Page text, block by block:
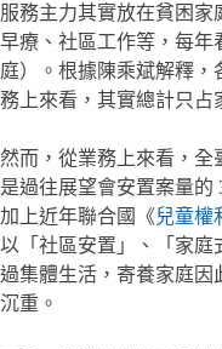
服務主力其實放在貧困家
早療、社區工作等，每年
庭）。根據陳乘斌解釋
務上來看，其實總計只占
然而，從業務上來看，全
是過往展望會安置案量的
加上近年聯合國《兒童權
以「社區安置」、「家庭
過集體生活，寄養家庭因
沉重。